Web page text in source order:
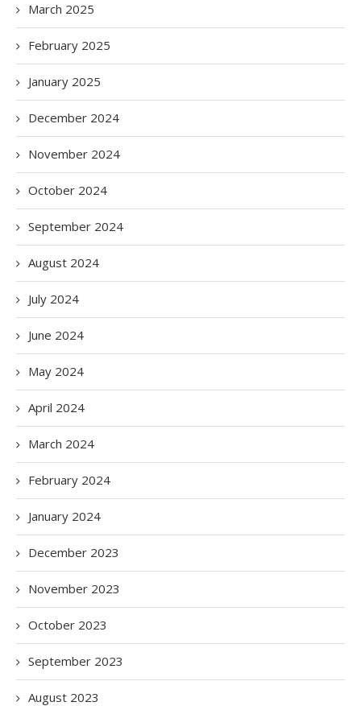
March 2025
February 2025
January 2025
December 2024
November 2024
October 2024
September 2024
August 2024
July 2024
June 2024
May 2024
April 2024
March 2024
February 2024
January 2024
December 2023
November 2023
October 2023
September 2023
August 2023